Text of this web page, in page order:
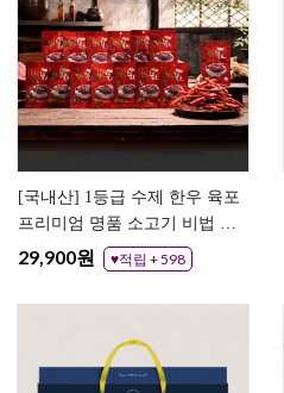
[국내산] 1등급 수제 한우 육포
프리미엄 명품 소고기 비법 육
포 우가네
29,900원 ♥적립 + 598